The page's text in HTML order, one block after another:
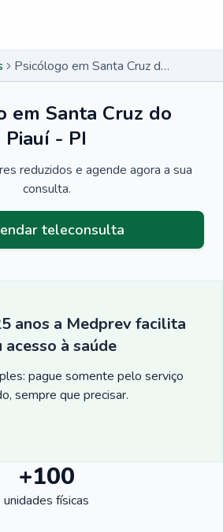
Psicólogo em Santa Cruz do Piauí - PI
em Santa Cruz do
Piauí - PI
reduzidos e agende agora a sua
consulta.
teleconsulta
anos a Medprev facilita
acesso à saúde
pague somente pelo serviço
sempre que precisar.
+100
unidades físicas